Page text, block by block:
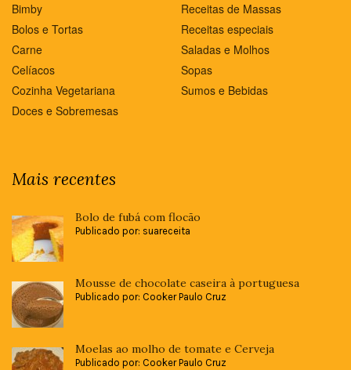
Bimby
Bolos e Tortas
Carne
Celíacos
Cozinha Vegetariana
Doces e Sobremesas
Receitas de Massas
Receitas especiais
Saladas e Molhos
Sopas
Sumos e Bebidas
Mais recentes
Bolo de fubá com flocão
Publicado por: suareceita
Mousse de chocolate caseira à portuguesa
Publicado por: Cooker Paulo Cruz
Moelas ao molho de tomate e Cerveja
Publicado por: Cooker Paulo Cruz